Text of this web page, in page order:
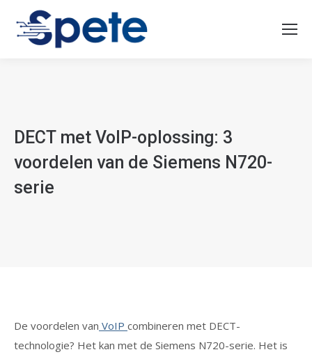
DECT met VoIP-oplossing: 3
voordelen van de Siemens N720-
serie
De voordelen van VoIP combineren met DECT-
technologie? Het kan met de Siemens N720-serie. Het is